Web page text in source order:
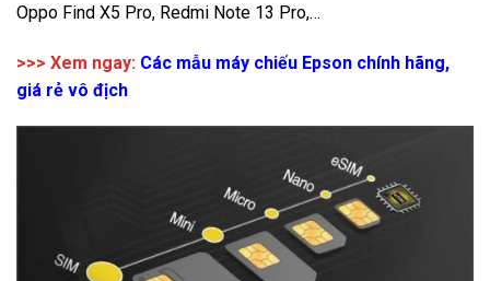
Oppo Find X5 Pro, Redmi Note 13 Pro,…
>>> Xem ngay: Các mẫu máy chiếu Epson chính hãng,
giá rẻ vô địch